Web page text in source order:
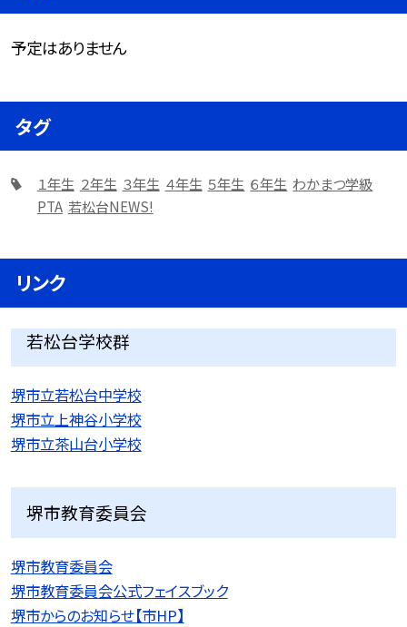
予定はありません
タグ
１年生 ２年生 ３年生 ４年生 ５年生 ６年生 わかまつ学級
PTA 若松台NEWS!
リンク
若松台学校群
堺市立若松台中学校
堺市立上神谷小学校
堺市立茶山台小学校
堺市教育委員会
堺市教育委員会
堺市教育委員会公式フェイスブック
堺市からのお知らせ【市HP】